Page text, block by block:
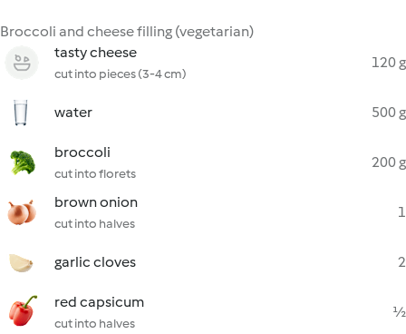
Broccoli and cheese filling (vegetarian)
tasty cheese
cut into pieces (3-4 cm)
120 g
water 500 g
broccoli
cut into florets
200 g
brown onion
cut into halves
1
garlic cloves 2
red capsicum
cut into halves
½